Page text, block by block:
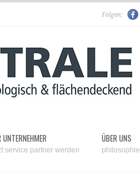
Folgen:
UNTERNEHMER
service partner werden
ÜBER UNS
philosophie